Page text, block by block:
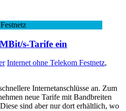
s-Tarife ein
Internet ohne Telekom Festnetz,
Internetanschlüsse an. Zum
neue Tarife mit Bandbreiten
sind aber nur dort erhältlich, wo